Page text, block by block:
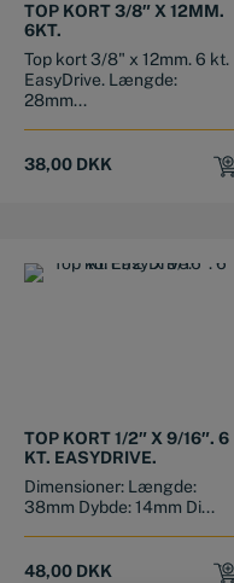
TOP KORT 3/8″ X 12MM.
6KT.
Top kort 3/8" x 12mm. 6 kt.
EasyDrive. Længde:
28mm...
38,00 DKK
TOP KORT 1/2″ X 9/16″. 6
KT. EASYDRIVE.
Dimensioner: Længde:
38mm Dybde: 14mm Di...
48,00 DKK